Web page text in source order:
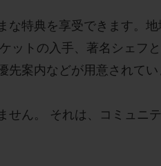
特典を享受できます。
トの入手、著名シェフと
案内などが用意されてい
ん。 それは、コミュニ